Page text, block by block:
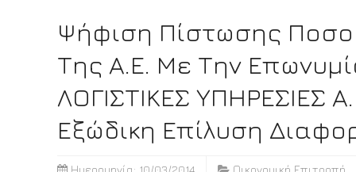
Ψήφιση Πίστωσης
Της Α.Ε. Με Την
ΛΟΓΙΣΤΙΚΕΣ ΥΠΗΡΕΣΙΕΣ
Εξώδικη Επίλυση
Ημερομηνία: 10/03/2014 Οικονομική Επιτροπή